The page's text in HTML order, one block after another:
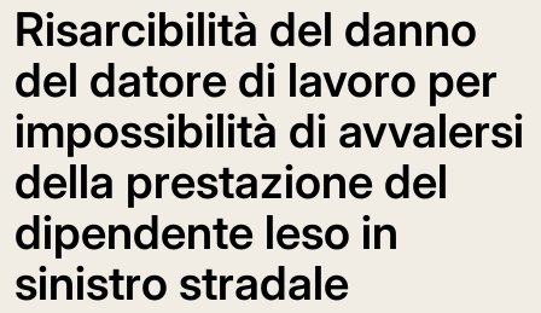
Risarcibilità del danno
del datore di lavoro per
impossibilità di avvalersi
della prestazione del
dipendente leso in
sinistro stradale